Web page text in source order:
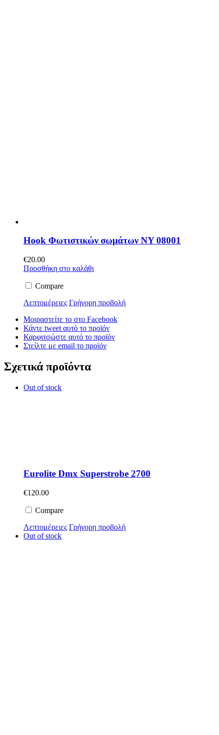
Hook Φωτιστικών σωμάτων NY 08001
€20.00
Προσθήκη στο καλάθι
Compare
Λεπτομέρειες Γρήγορη προβολή
Μοιραστείτε το στο Facebook
Κάντε tweet αυτό το προϊόν
Καρφιτσώστε αυτό το προϊόν
Στείλτε με email το προϊόν
Σχετικά προϊόντα
Out of stock
Eurolite Dmx Superstrobe 2700
€120.00
Compare
Λεπτομέρειες Γρήγορη προβολή
Out of stock